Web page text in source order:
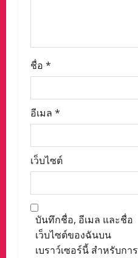
ชื่อ *
อีเมล *
เว็บไซต์
บันทึกชื่อ, อีเมล และชื่อ
เว็บไซต์ของฉันบน
เบราว์เซอร์นี้ สำหรับการ